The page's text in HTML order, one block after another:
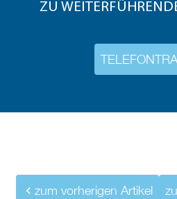
ZU
zum vorherigen Artikel